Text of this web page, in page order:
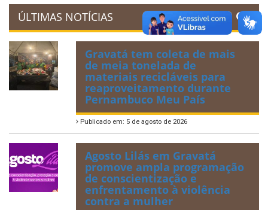
ÚLTIMAS NOTÍCIAS
Gravatá tem coleta de mais
de meia tonelada de
materiais recicláveis para
reaproveitamento durante
Pernambuco Meu País
Publicado em: 5 de agosto de 2026
Agosto Lilás em Gravatá
promove ampla programação
de conscientização e
enfrentamento à violência
contra a mulher